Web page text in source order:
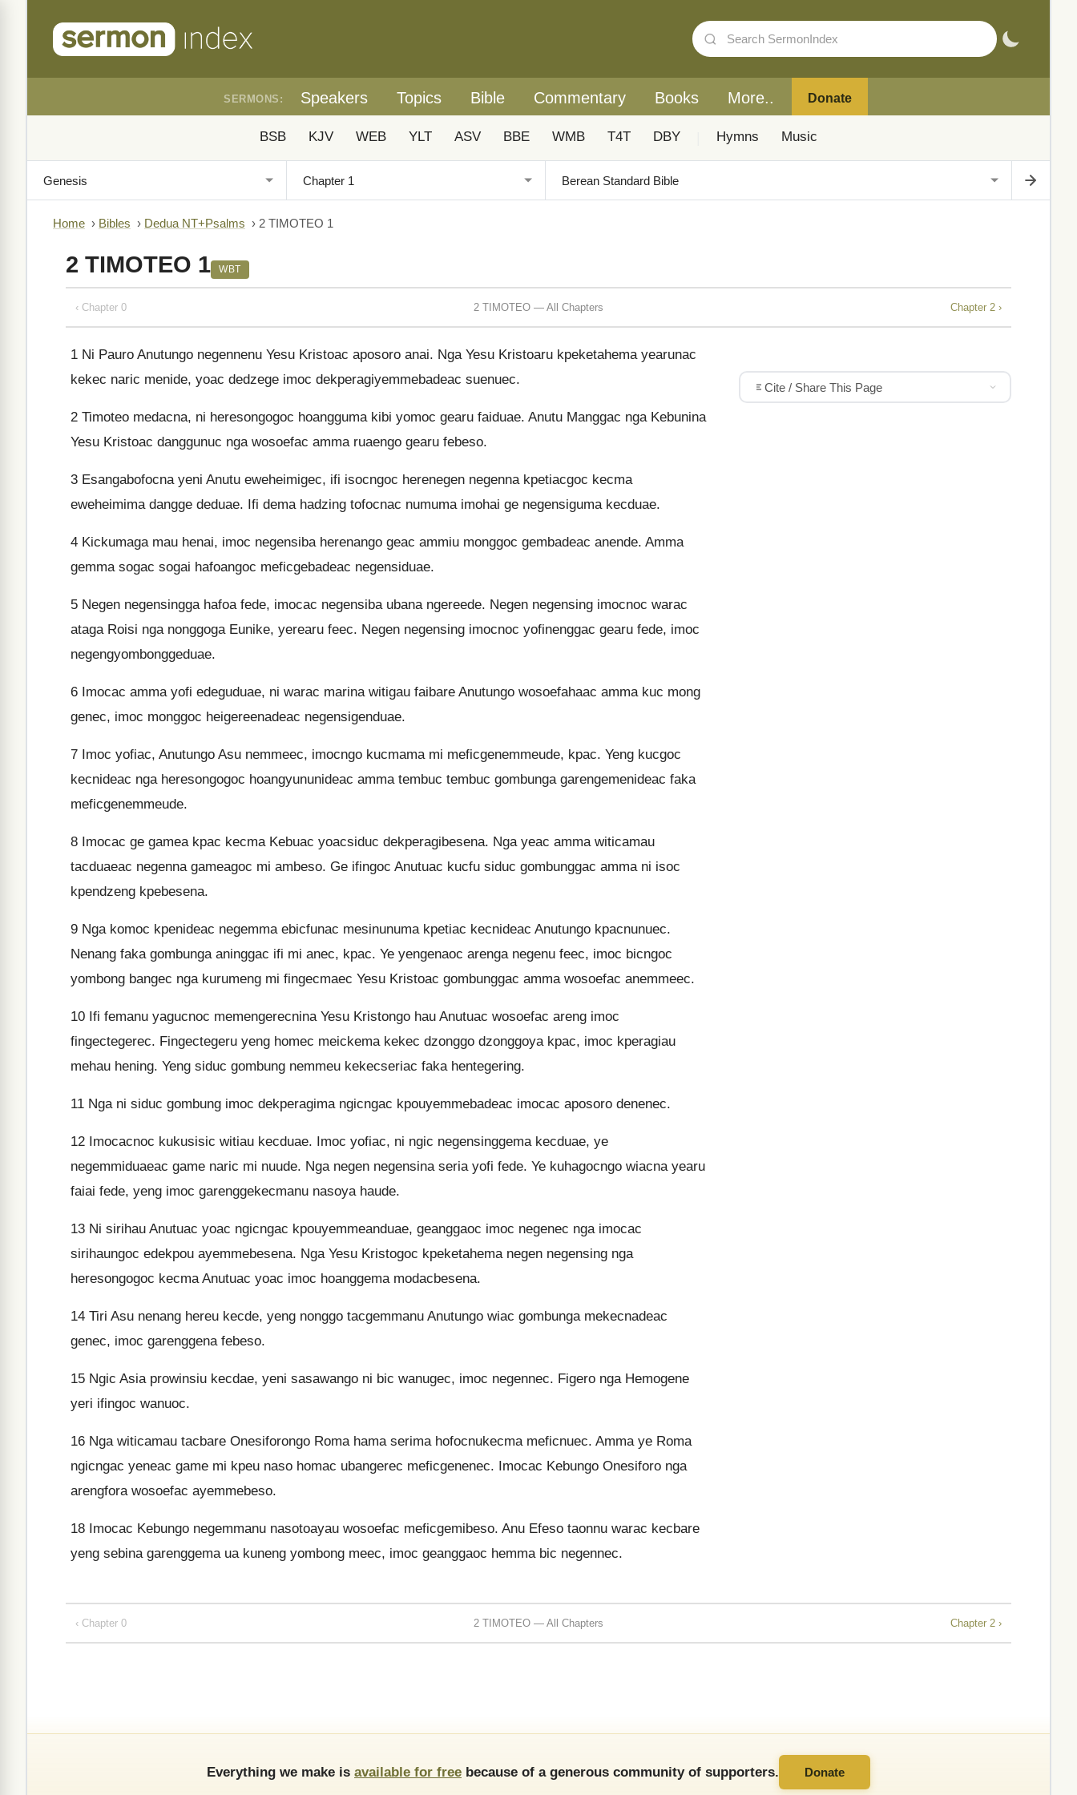
SERMONS: Speakers Topics Bible Commentary Books More.. Donate
BSB KJV WEB YLT ASV BBE WMB T4T DBY Hymns Music
Home › Bibles › Dedua NT+Psalms › 2 TIMOTEO 1
2 TIMOTEO 1 WBT
‹ Chapter 0 2 TIMOTEO — All Chapters Chapter 2 ›
1 Ni Pauro Anutungo negennenu Yesu Kristoac aposoro anai. Nga Yesu Kristoaru kpeketahema yearunac
kekec naric menide, yoac dedzege imoc dekperagiyemmebadeac suenuec.
2 Timoteo medacna, ni heresongogoc hoangguma kibi yomoc gearu faiduae. Anutu Manggac nga Kebunina
Yesu Kristoac danggunuc nga wosoefac amma ruaengo gearu febeso.
3 Esangabofocna yeni Anutu eweheimigec, ifi isocngoc herenegen negenna kpetiacgoc kecma
eweheimima dangge deduae. Ifi dema hadzing tofocnac numuma imohai ge negensiguma kecduae.
4 Kickumaga mau henai, imoc negensiba herenango geac ammiu monggoc gembadeac anende. Amma
gemma sogac sogai hafoangoc meficgebadeac negensiduae.
5 Negen negensingga hafoa fede, imocac negensiba ubana ngereede. Negen negensing imocnoc warac
ataga Roisi nga nonggoga Eunike, yerearu feec. Negen negensing imocnoc yofinenggac gearu fede, imoc
negengyombonggeduae.
6 Imocac amma yofi edeguduae, ni warac marina witigau faibare Anutungo wosoefahaac amma kuc mong
genec, imoc monggoc heigereenadeac negensigenduae.
7 Imoc yofiac, Anutungo Asu nemmeec, imocngo kucmama mi meficgenemmeude, kpac. Yeng kucgoc
kecnideac nga heresongogoc hoangyununideac amma tembuc tembuc gombunga garengemenideac faka
meficgenemmeude.
8 Imocac ge gamea kpac kecma Kebuac yoacsiduc dekperagibesena. Nga yeac amma witicamau
tacduaeac negenna gameagoc mi ambeso. Ge ifingoc Anutuac kucfu siduc gombunggac amma ni isoc
kpendzeng kpebesena.
9 Nga komoc kpenideac negemma ebicfunac mesinunuma kpetiac kecnideac Anutungo kpacnunuec.
Nenang faka gombunga aninggac ifi mi anec, kpac. Ye yengenaoc arenga negenu feec, imoc bicngoc
yombong bangec nga kurumeng mi fingecmaec Yesu Kristoac gombunggac amma wosoefac anemmeec.
10 Ifi femanu yagucnoc memengerecnina Yesu Kristongo hau Anutuac wosoefac areng imoc
fingectegerec. Fingectegeru yeng homec meickema kekec dzonggo dzonggoya kpac, imoc kperagiau
mehau hening. Yeng siduc gombung nemmeu kekecseriac faka hentegering.
11 Nga ni siduc gombung imoc dekperagima ngicngac kpouyemmebadeac imocac aposoro denenec.
12 Imocacnoc kukusisic witiau kecduae. Imoc yofiac, ni ngic negensinggema kecduae, ye
negemmiduaeac game naric mi nuude. Nga negen negensina seria yofi fede. Ye kuhagocngo wiacna yearu
faiai fede, yeng imoc garenggekecmanu nasoya haude.
13 Ni sirihau Anutuac yoac ngicngac kpouyemmeanduae, geanggaoc imoc negenec nga imocac
sirihaungoc edekpou ayemmebesena. Nga Yesu Kristogoc kpeketahema negen negensing nga
heresongogoc kecma Anutuac yoac imoc hoanggema modacbesena.
14 Tiri Asu nenang hereu kecde, yeng nonggo tacgemmanu Anutungo wiac gombunga mekecnadeac
genec, imoc garenggena febeso.
15 Ngic Asia prowinsiu kecdae, yeni sasawango ni bic wanugec, imoc negennec. Figero nga Hemogene
yeri ifingoc wanuoc.
16 Nga witicamau tacbare Onesiforongo Roma hama serima hofocnukecma meficnuec. Amma ye Roma
ngicngac yeneac game mi kpeu naso homac ubangerec meficgenenec. Imocac Kebungo Onesiforo nga
arengfora wosoefac ayemmebeso.
18 Imocac Kebungo negemmanu nasotoayau wosoefac meficgemibeso. Anu Efeso taonnu warac kecbare
yeng sebina garenggema ua kuneng yombong meec, imoc geanggaoc hemma bic negennec.
Cite / Share This Page
‹ Chapter 0 2 TIMOTEO — All Chapters Chapter 2 ›
Everything we make is available for free because of a generous community of supporters. Donate